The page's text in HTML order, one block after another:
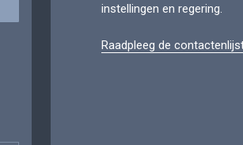
instellingen en regering.
Raadpleeg de